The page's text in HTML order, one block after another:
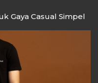
Gaya Casual Simpel